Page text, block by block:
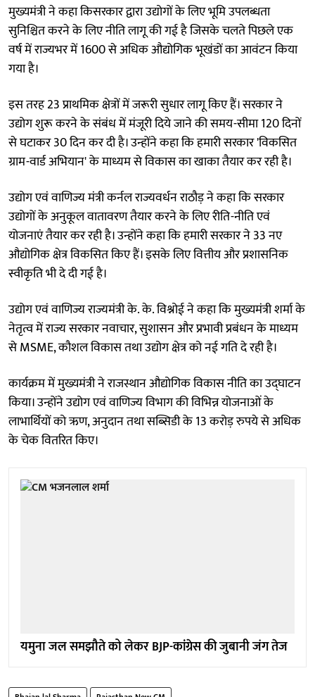
मुख्यमंत्री ने कहा किसरकार द्वारा उद्योगों के लिए भूमि उपलब्धता
सुनिश्चित करने के लिए नीति लागू की गई है जिसके चलते पिछले एक
वर्ष में राज्यभर में 1600 से अधिक औद्योगिक भूखंडों का आवंटन किया
गया है।
इस तरह 23 प्राथमिक क्षेत्रों में जरूरी सुधार लागू किए हैं। सरकार ने
उद्योग शुरू करने के संबंध में मंजूरी दिये जाने की समय-सीमा 120 दिनों
से घटाकर 30 दिन कर दी है। उन्होंने कहा कि हमारी सरकार 'विकसित
ग्राम-वार्ड अभियान' के माध्यम से विकास का खाका तैयार कर रही है।
उद्योग एवं वाणिज्य मंत्री कर्नल राज्यवर्धन राठौड़ ने कहा कि सरकार
उद्योगों के अनुकूल वातावरण तैयार करने के लिए रीति-नीति एवं
योजनाएं तैयार कर रही है। उन्होंने कहा कि हमारी सरकार ने 33 नए
औद्योगिक क्षेत्र विकसित किए हैं। इसके लिए वित्तीय और प्रशासनिक
स्वीकृति भी दे दी गई है।
उद्योग एवं वाणिज्य राज्यमंत्री के. के. विश्नोई ने कहा कि मुख्यमंत्री शर्मा के
नेतृत्व में राज्य सरकार नवाचार, सुशासन और प्रभावी प्रबंधन के माध्यम
से MSME, कौशल विकास तथा उद्योग क्षेत्र को नई गति दे रही है।
कार्यक्रम में मुख्यमंत्री ने राजस्थान औद्योगिक विकास नीति का उद्घाटन
किया। उन्होंने उद्योग एवं वाणिज्य विभाग की विभिन्न योजनाओं के
लाभार्थियों को ऋण, अनुदान तथा सब्सिडी के 13 करोड़ रुपये से अधिक
के चेक वितरित किए।
यमुना जल समझौते को लेकर BJP-कांग्रेस की जुबानी जंग तेज